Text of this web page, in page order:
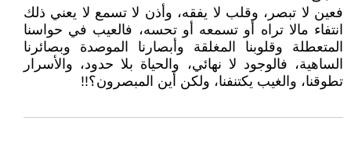
فعين لا تبصر، وقلب لا يفقه، وأذن لا تسمع لا يعني ذلك
انتفاء مالا تراه أو تسمعه أو تحسه، فالعيب في حواسنا
المتعطلة وقلوبنا المغلقة وأبصارنا الموصدة وبصائرنا
الساهية، فالوجود لا نهائي، والحياة بلا حدود، والأسرار
تطوقنا، والغيب يكتنفنا، ولكن أين المبصرون؟!!